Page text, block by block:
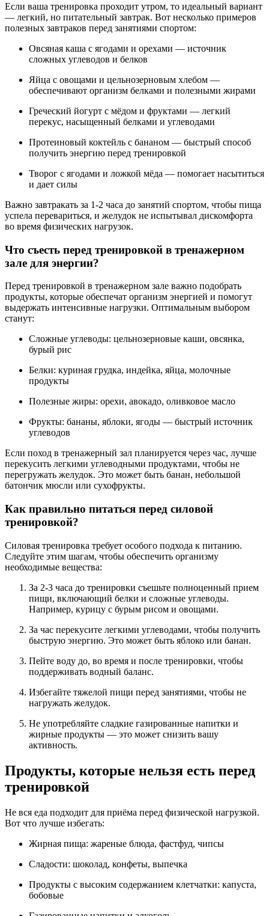
Если ваша тренировка проходит утром, то идеальный вариант
— легкий, но питательный завтрак. Вот несколько примеров
полезных завтраков перед занятиями спортом:
Овсяная каша с ягодами и орехами — источник
сложных углеводов и белков
Яйца с овощами и цельнозерновым хлебом —
обеспечивают организм белками и полезными жирами
Греческий йогурт с мёдом и фруктами — легкий
перекус, насыщенный белками и углеводами
Протеиновый коктейль с бананом — быстрый способ
получить энергию перед тренировкой
Творог с ягодами и ложкой мёда — помогает насытиться
и дает силы
Важно завтракать за 1-2 часа до занятий спортом, чтобы пища
успела перевариться, и желудок не испытывал дискомфорта
во время физических нагрузок.
Что съесть перед тренировкой в тренажерном
зале для энергии?
Перед тренировкой в тренажерном зале важно подобрать
продукты, которые обеспечат организм энергией и помогут
выдержать интенсивные нагрузки. Оптимальным выбором
станут:
Сложные углеводы: цельнозерновые каши, овсянка,
бурый рис
Белки: куриная грудка, индейка, яйца, молочные
продукты
Полезные жиры: орехи, авокадо, оливковое масло
Фрукты: бананы, яблоки, ягоды — быстрый источник
углеводов
Если поход в тренажерный зал планируется через час, лучше
перекусить легкими углеводными продуктами, чтобы не
перегружать желудок. Это может быть банан, небольшой
батончик мюсли или сухофрукты.
Как правильно питаться перед силовой
тренировкой?
Силовая тренировка требует особого подхода к питанию.
Следуйте этим шагам, чтобы обеспечить организму
необходимые вещества:
За 2-3 часа до тренировки съешьте полноценный прием
пищи, включающий белки и сложные углеводы.
Например, курицу с бурым рисом и овощами.
За час перекусите легкими углеводами, чтобы получить
быструю энергию. Это может быть яблоко или банан.
Пейте воду до, во время и после тренировки, чтобы
поддерживать водный баланс.
Избегайте тяжелой пищи перед занятиями, чтобы не
нагружать желудок.
Не употребляйте сладкие газированные напитки и
жирные продукты — это может снизить вашу
активность.
Продукты, которые нельзя есть перед
тренировкой
Не вся еда подходит для приёма перед физической нагрузкой.
Вот что лучше избегать:
Жирная пища: жареные блюда, фастфуд, чипсы
Сладости: шоколад, конфеты, выпечка
Продукты с высоким содержанием клетчатки: капуста,
бобовые